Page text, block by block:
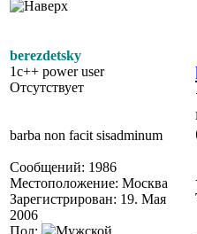
berezdetsky
1c++ power user
Отсутствует
barba non facit sisadminum
Сообщений: 1986
Местоположение: Москва
Зарегистрирован: 19. Мая
2006
Пол: